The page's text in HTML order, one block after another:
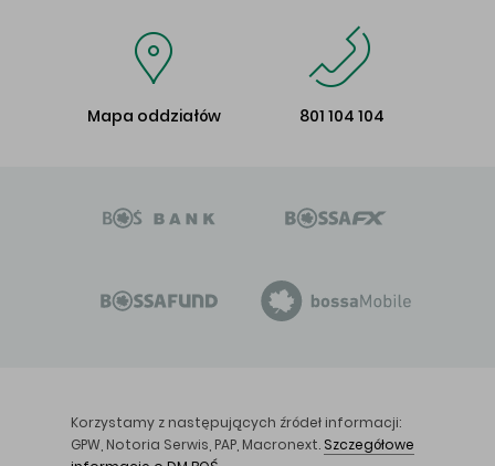
Mapa oddziałów 801 104 104
Korzystamy z następujących źródeł informacji:
GPW, Notoria Serwis, PAP, Macronext. Szczegółowe